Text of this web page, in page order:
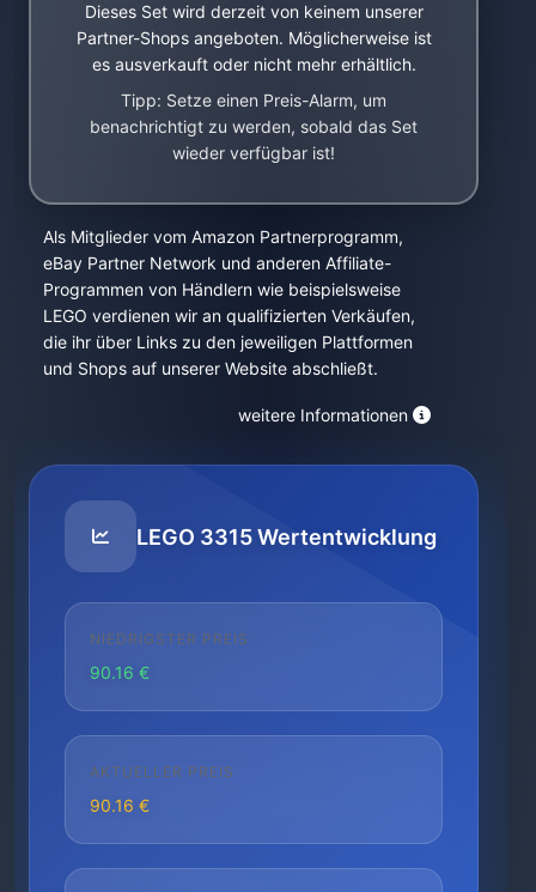
Dieses Set wird derzeit von keinem unserer
Partner-Shops angeboten. Möglicherweise ist
es ausverkauft oder nicht mehr erhältlich.
Tipp: Setze einen Preis-Alarm, um
benachrichtigt zu werden, sobald das Set
wieder verfügbar ist!
Als Mitglieder vom Amazon Partnerprogramm,
eBay Partner Network und anderen Affiliate-
Programmen von Händlern wie beispielsweise
LEGO verdienen wir an qualifizierten Verkäufen,
die ihr über Links zu den jeweiligen Plattformen
und Shops auf unserer Website abschließt.
weitere Informationen
LEGO 3315 Wertentwicklung
NIEDRIGSTER PREIS
90.16 €
AKTUELLER PREIS
90.16 €